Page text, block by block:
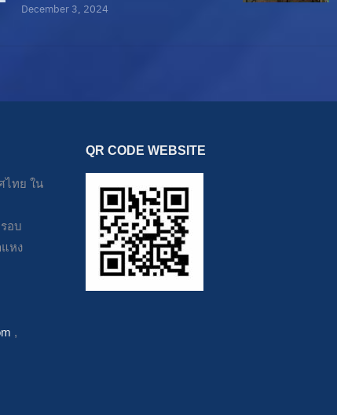
December 3, 2024
ไทย ใน
อบ
หง
,
QR CODE WEBSITE